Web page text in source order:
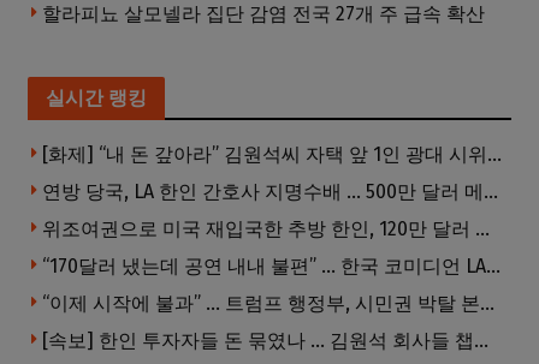
할라피뇨 살모넬라 집단 감염 전국 27개 주 급속 확산
실시간 랭킹
[화제] “내 돈 갚아라” 김원석씨 자택 앞 1인 광대 시위 … 한인 투자사, “108만 달러 못받아”
연방 당국, LA 한인 간호사 지명수배 … 500만 달러 메디캐어 사기, 선고 직전 한국 도주
위조여권으로 미국 재입국한 추방 한인, 120만 달러 은행 사기 행각
“170달러 냈는데 공연 내내 불편” … 한국 코미디언 LA공연, 음향 불량에 외모 비하 개그 논란
“이제 시작에 불과” … 트럼프 행정부, 시민권 박탈 본격화
[속보] 한인 투자자들 돈 묶였나 … 김원석 회사들 챕터7 강제파산·자진파산 잇따라 신청